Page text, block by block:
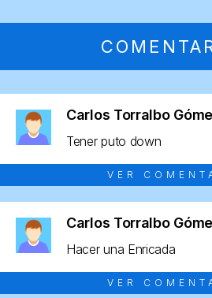
Carlos Torralbo
Tener puto down
VER
Carlos Torralbo
Hacer una Enricada
VER